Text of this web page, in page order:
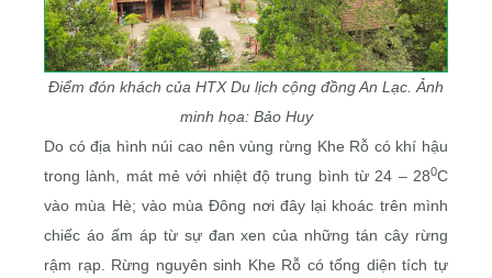
Điểm đón khách của HTX Du lịch cộng đồng An Lạc. Ảnh
minh họa: Bảo Huy
Do có địa hình núi cao nên vùng rừng Khe Rỗ có khí hậu
trong lành, mát mẻ với nhiệt độ trung bình từ 24 – 280C
vào mùa Hè; vào mùa Đông nơi đây lại khoác trên mình
chiếc áo ấm áp từ sự đan xen của những tán cây rừng
rậm rạp. Rừng nguyên sinh Khe Rỗ có tổng diện tích tự